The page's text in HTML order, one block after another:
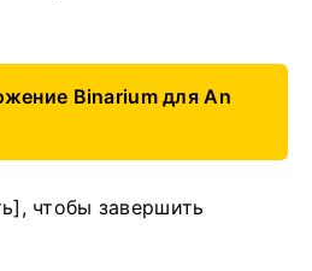
Binarium для An
чтобы завершить